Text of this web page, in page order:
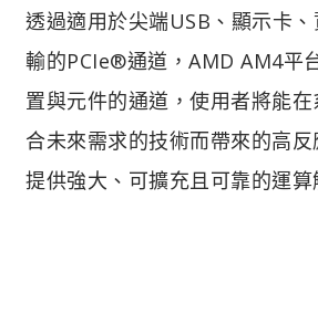
透過適用於尖端USB、顯示卡
輸的PCIe®通道，AMD AM4平
置與元件的通道，使用者將能
合未來需求的技術而帶來的高反
提供強大、可擴充且可靠的運算